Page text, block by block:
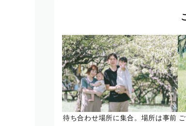
待ち合わせ場所に集合。場所は事前